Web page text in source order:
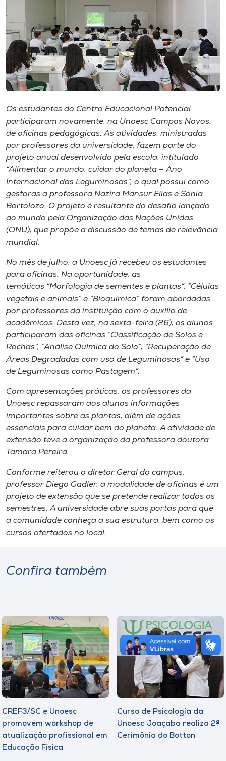
Editora
Rádio
Museu
Unoesc
Store
Selecione
A+
A-
Os estudantes do Centro Educacional Potencial
participaram novamente, na Unoesc Campos Novos,
de oficinas pedagógicas. As atividades, ministradas
por professores da universidade, fazem parte do
projeto anual desenvolvido pela escola, intitulado
“Alimentar o mundo, cuidar do planeta – Ano
Internacional das Leguminosas”, o qual possui como
gestoras a professora Nazira Mansur Elias e Sonia
Bortolozo. O projeto é resultante do desafio lançado
ao mundo pela Organização das Nações Unidas
(ONU), que propõe a discussão de temas de relevância
mundial.
No mês de julho, a Unoesc já recebeu os estudantes
para oficinas. Na oportunidade, as
temáticas “Morfologia de sementes e plantas”, “Células
vegetais e animais” e “Bioquímica” foram abordadas
por professores da instituição com o auxílio de
acadêmicos. Desta vez, na sexta-feira (26), os alunos
participaram das oficinas “Classificação de Solos e
Rochas”, “Análise Química do Solo”, “Recuperação de
Áreas Degradadas com uso de Leguminosas” e “Uso
de Leguminosas como Pastagem”.
Com apresentações práticas, os professores da
Unoesc repassaram aos alunos informações
importantes sobre as plantas, além de ações
essenciais para cuidar bem do planeta. A atividade de
extensão teve a organização da professora doutora
Tamara Pereira.
Conforme reiterou o diretor Geral do campus,
professor Diego Gadler, a modalidade de oficinas é um
projeto de extensão que se pretende realizar todos os
semestres. A universidade abre suas portas para que
a comunidade conheça a sua estrutura, bem como os
cursos ofertados no local.
Confira também
CREF3/SC e Unoesc
promovem workshop de
atualização profissional em
Educação Física
Curso de Psicologia da
Unoesc Joaçaba realiza 2ª
Cerimônia do Botton